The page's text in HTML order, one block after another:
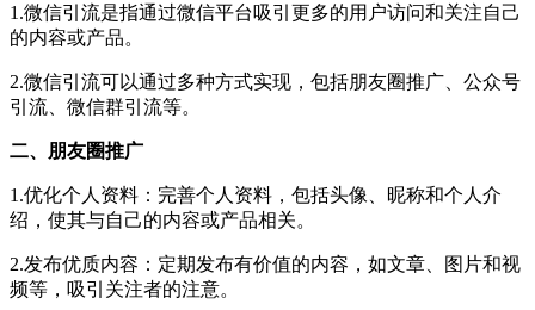
1.微信引流是指通过微信平台吸引更多的用户访问和关注自己
的内容或产品。
2.微信引流可以通过多种方式实现，包括朋友圈推广、公众号
引流、微信群引流等。
二、朋友圈推广
1.优化个人资料：完善个人资料，包括头像、昵称和个人介
绍，使其与自己的内容或产品相关。
2.发布优质内容：定期发布有价值的内容，如文章、图片和视
频等，吸引关注者的注意。